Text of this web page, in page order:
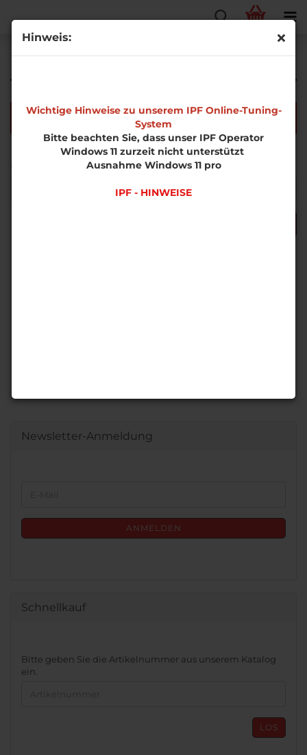
Hinweis:
Wichtige Hinweise zu unserem IPF Online-Tuning-
System
Bitte beachten Sie, dass unser IPF Operator
Windows 11 zurzeit nicht unterstützt
Ausnahme Windows 11 pro
IPF - HINWEISE
Die Suche ergab keine genauen Treffer.
Möchten Sie noch einmal suchen?
Newsletter-Anmeldung
ANMELDEN
Schnellkauf
BITTE
GEBEN
Bitte geben Sie die Artikelnummer aus unserem Katalog
ein.
LOS